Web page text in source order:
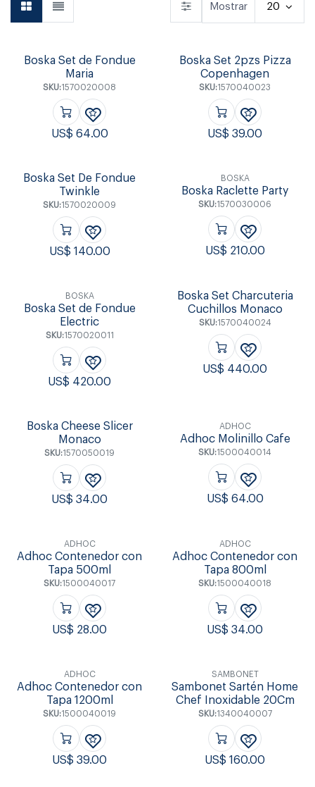
Mostrar 20
Boska Set de Fondue
Maria
SKU:1570020008
US$ 64.00
Boska Set 2pzs Pizza
Copenhagen
SKU:1570040023
US$39.00
Boska Set De Fondue
Twinkle
SKU:1570020009
US$ 140.00
BOSKA
Boska Raclette Party
SKU:1570030006
US$ 210.00
BOSKA
Boska Set de Fondue
Electric
SKU:1570020011
US$ 420.00
Boska Set Charcuteria
Cuchillos Monaco
SKU:1570040024
US$ 440.00
Boska Cheese Slicer
Monaco
SKU:1570050019
US$34.00
ADHOC
Adhoc Molinillo Cafe
SKU:1500040014
US$ 64.00
ADHOC
Adhoc Contenedor con
Tapa 500ml
SKU:1500040017
US$ 28.00
ADHOC
Adhoc Contenedor con
Tapa 800ml
SKU:1500040018
US$34.00
ADHOC
Adhoc Contenedor con
Tapa 1200ml
SKU:1500040019
US$39.00
SAMBONET
Sambonet Sartén Home
Chef Inoxidable 20Cm
SKU:1340040007
US$160.00